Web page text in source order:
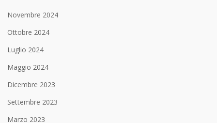
Novembre 2024
Ottobre 2024
Luglio 2024
Maggio 2024
Dicembre 2023
Settembre 2023
Marzo 2023